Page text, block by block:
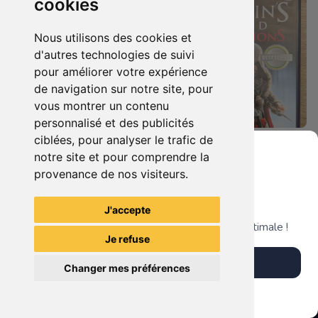
cookies
Nous utilisons des cookies et
d'autres technologies de suivi
pour améliorer votre expérience
de navigation sur notre site, pour
vous montrer un contenu
personnalisé et des publicités
ciblées, pour analyser le trafic de
notre site et pour comprendre la
provenance de nos visiteurs.
J'accepte
Je refuse
Changer mes préférences
7.90 € 0
Duo : The Elder Scrolls Iv - Oblivion + Bioshock Xbox 360
4.90 €
TheGamingR83
Grenier du Geek
Télécharge notre app pour une expérience optimale !
Télécharger l'app